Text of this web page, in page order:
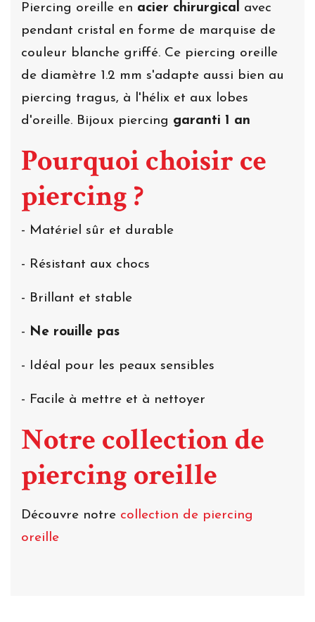
Piercing oreille en acier chirurgical
avec
pendant cristal en forme de marquise de
couleur blanche griffé. Ce piercing oreille
de diamètre 1.2 mm s'adapte aussi bien au
piercing tragus, à l'hélix et aux lobes
d'oreille. Bijoux piercing garanti 1 an
Pourquoi choisir ce
piercing ?
- Matériel sûr et durable
- Résistant aux chocs
- Brillant et stable
- Ne rouille pas
- Idéal pour les peaux sensibles
- Facile à mettre et à nettoyer
Notre collection de
piercing oreille
Découvre notre collection de piercing
oreille